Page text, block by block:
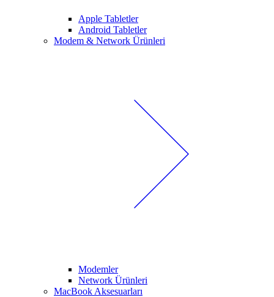
Apple Tabletler
Android Tabletler
Modem & Network Ürünleri
Modemler
Network Ürünleri
MacBook Aksesuarları